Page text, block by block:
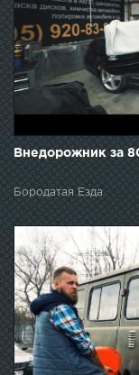
Внедорожник за
Бородатая Езда